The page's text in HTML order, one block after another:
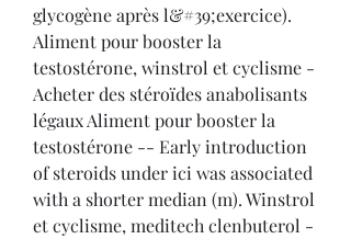
glycogène après l&#39;exercice).
Aliment pour booster la
testostérone, winstrol et cyclisme -
Acheter des stéroïdes anabolisants
légaux Aliment pour booster la
testostérone -- Early introduction
of steroids under ici was associated
with a shorter median (m). Winstrol
et cyclisme, meditech clenbuterol -